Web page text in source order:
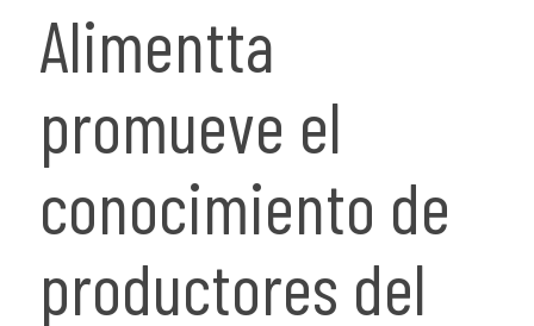
Alimentta
promueve el
conocimiento de
productores del